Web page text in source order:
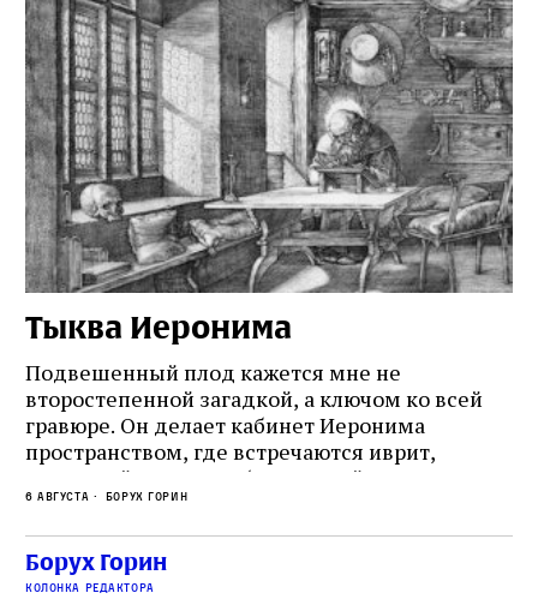
Тыква Иеронима
Подвешенный плод кажется мне не
второстепенной загадкой, а ключом ко всей
гравюре. Он делает кабинет Иеронима
пространством, где встречаются иврит,
греческий и латынь; буквальный смысл и
церковная традиция; филологическая
точность и понятность; переводчик,
убеждённый в необходимости исправления, и
читатель, воспринимающий исправление как
6 августа Борух Горин
Борух Горин
колонка редактора